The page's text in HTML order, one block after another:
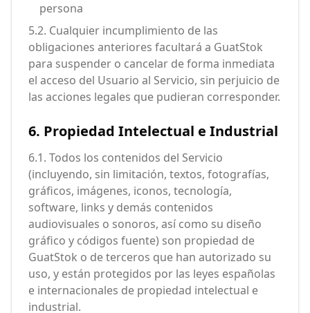
persona
5.2. Cualquier incumplimiento de las
obligaciones anteriores facultará a GuatStok
para suspender o cancelar de forma inmediata
el acceso del Usuario al Servicio, sin perjuicio de
las acciones legales que pudieran corresponder.
6. Propiedad Intelectual e Industrial
6.1. Todos los contenidos del Servicio
(incluyendo, sin limitación, textos, fotografías,
gráficos, imágenes, iconos, tecnología,
software, links y demás contenidos
audiovisuales o sonoros, así como su diseño
gráfico y códigos fuente) son propiedad de
GuatStok o de terceros que han autorizado su
uso, y están protegidos por las leyes españolas
e internacionales de propiedad intelectual e
industrial.